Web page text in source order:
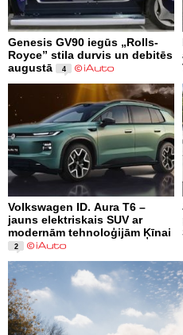
Genesis GV90 iegūs „Rolls-
Royce” stila durvis un debitēs
augustā
4
Volkswagen ID. Aura T6 –
jauns elektriskais SUV ar
modernām tehnoloģijām Ķīnai
2